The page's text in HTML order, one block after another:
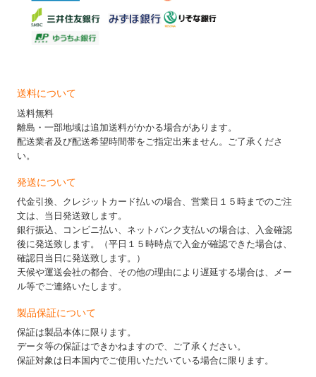
送料について
送料無料
離島・一部地域は追加送料がかかる場合があります。
配送業者及び配送希望時間帯をご指定出来ません。ご了承くださ
い。
発送について
代金引換、クレジットカード払いの場合、営業日１５時までのご注
文は、当日発送致します。
銀行振込、コンビニ払い、ネットバンク支払いの場合は、入金確認
後に発送致します。（平日１５時時点で入金が確認できた場合は、
確認日当日に発送致します。）
天候や運送会社の都合、その他の理由により遅延する場合は、メー
ル等でご連絡いたします。
製品保証について
保証は製品本体に限ります。
データ等の保証はできかねますので、ご了承ください。
保証対象は日本国内でご使用いただいている場合に限ります。